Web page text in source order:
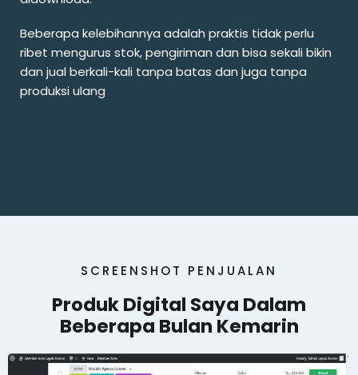
Beberapa kelebihannya adalah praktis tidak perlu
ribet mengurus stok, pengiriman dan bisa sekali bikin
dan jual berkali-kali tanpa batas dan juga tanpa
produksi ulang
SCREENSHOT PENJUALAN
Produk Digital Saya Dalam
Beberapa Bulan Kemarin